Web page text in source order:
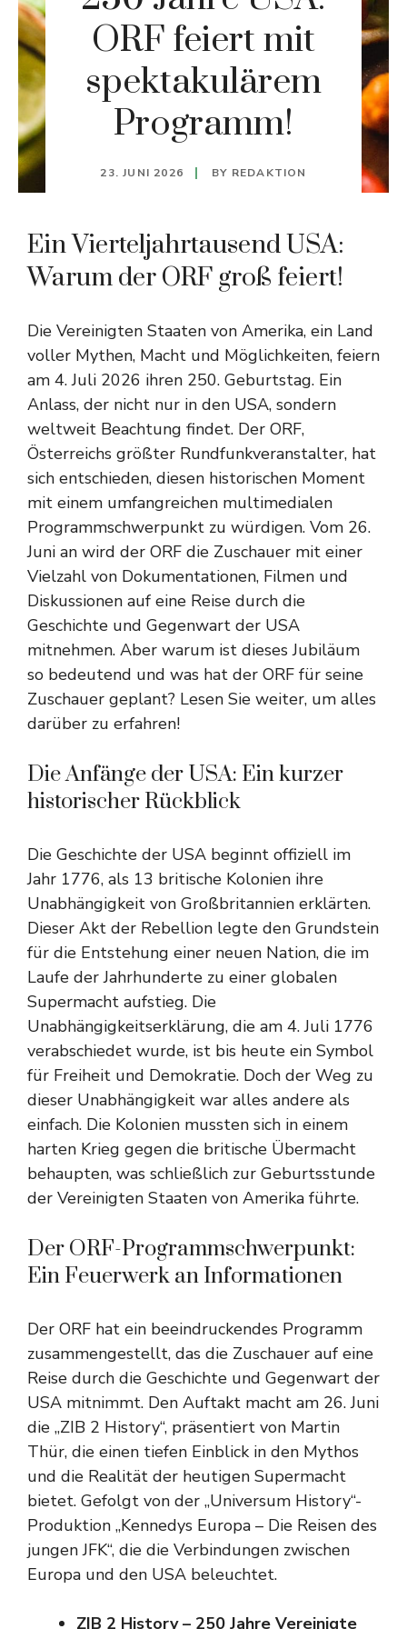
ORF feiert mit
spektakulärem
Programm!
23. JUNI 2026 BY REDAKTION
Ein Vierteljahrtausend USA:
Warum der ORF groß feiert!
Die Vereinigten Staaten von Amerika, ein Land
voller Mythen, Macht und Möglichkeiten, feiern
am 4. Juli 2026 ihren 250. Geburtstag. Ein
Anlass, der nicht nur in den USA, sondern
weltweit Beachtung findet. Der ORF,
Österreichs größter Rundfunkveranstalter, hat
sich entschieden, diesen historischen Moment
mit einem umfangreichen multimedialen
Programmschwerpunkt zu würdigen. Vom 26.
Juni an wird der ORF die Zuschauer mit einer
Vielzahl von Dokumentationen, Filmen und
Diskussionen auf eine Reise durch die
Geschichte und Gegenwart der USA
mitnehmen. Aber warum ist dieses Jubiläum
so bedeutend und was hat der ORF für seine
Zuschauer geplant? Lesen Sie weiter, um alles
darüber zu erfahren!
Die Anfänge der USA: Ein kurzer
historischer Rückblick
Die Geschichte der USA beginnt offiziell im
Jahr 1776, als 13 britische Kolonien ihre
Unabhängigkeit von Großbritannien erklärten.
Dieser Akt der Rebellion legte den Grundstein
für die Entstehung einer neuen Nation, die im
Laufe der Jahrhunderte zu einer globalen
Supermacht aufstieg. Die
Unabhängigkeitserklärung, die am 4. Juli 1776
verabschiedet wurde, ist bis heute ein Symbol
für Freiheit und Demokratie. Doch der Weg zu
dieser Unabhängigkeit war alles andere als
einfach. Die Kolonien mussten sich in einem
harten Krieg gegen die britische Übermacht
behaupten, was schließlich zur Geburtsstunde
der Vereinigten Staaten von Amerika führte.
Der ORF-Programmschwerpunkt:
Ein Feuerwerk an Informationen
Der ORF hat ein beeindruckendes Programm
zusammengestellt, das die Zuschauer auf eine
Reise durch die Geschichte und Gegenwart der
USA mitnimmt. Den Auftakt macht am 26. Juni
die „ZIB 2 History“, präsentiert von Martin
Thür, die einen tiefen Einblick in den Mythos
und die Realität der heutigen Supermacht
bietet. Gefolgt von der „Universum History“-
Produktion „Kennedys Europa – Die Reisen des
jungen JFK“, die die Verbindungen zwischen
Europa und den USA beleuchtet.
ZIB 2 History – 250 Jahre Vereinigte